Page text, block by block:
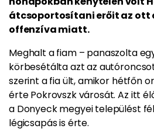
átcsoportosítani erőit az ott
offenzíva miatt.
Meghalt a fiam – panaszolta
körbesétálta azt az
szerint a fia ült, amikor hétfőn
érte Pokrovszk városát. Az itt
a Donyeck megyei települést
légicsapás is érte.